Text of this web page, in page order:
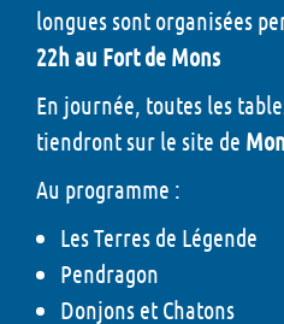
longues sont organisées
22h au Fort de Mons
En journée, toutes les
tiendront sur le site de
Au programme :
Les Terres de Légende
Pendragon
Donjons et Chatons